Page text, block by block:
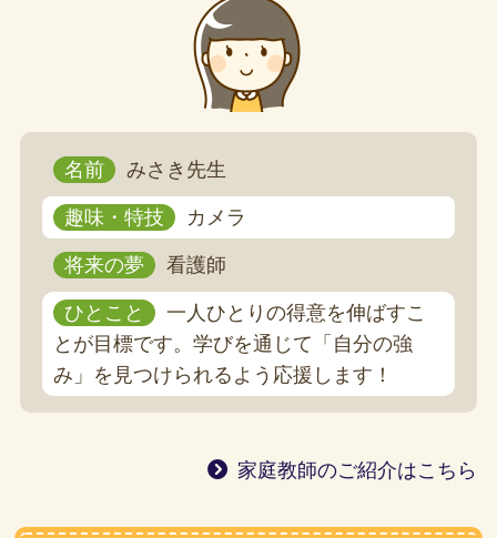
名前 みさき先生
趣味・特技 カメラ
将来の夢 看護師
ひとこと
一人ひとりの得意を伸ばすこ
とが目標です。学びを通じて「自分の強
み」を見つけられるよう応援します！
家庭教師のご紹介はこちら